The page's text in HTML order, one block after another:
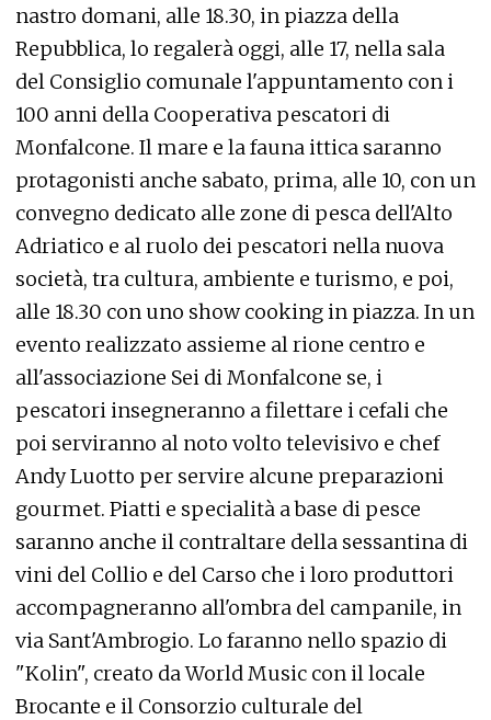
nastro domani, alle 18.30, in piazza della
Repubblica, lo regalerà oggi, alle 17, nella sala
del Consiglio comunale l'appuntamento con i
100 anni della Cooperativa pescatori di
Monfalcone. Il mare e la fauna ittica saranno
protagonisti anche sabato, prima, alle 10, con un
convegno dedicato alle zone di pesca dell'Alto
Adriatico e al ruolo dei pescatori nella nuova
società, tra cultura, ambiente e turismo, e poi,
alle 18.30 con uno show cooking in piazza. In un
evento realizzato assieme al rione centro e
all'associazione Sei di Monfalcone se, i
pescatori insegneranno a filettare i cefali che
poi serviranno al noto volto televisivo e chef
Andy Luotto per servire alcune preparazioni
gourmet. Piatti e specialità a base di pesce
saranno anche il contraltare della sessantina di
vini del Collio e del Carso che i loro produttori
accompagneranno all'ombra del campanile, in
via Sant'Ambrogio. Lo faranno nello spazio di
"Kolin", creato da World Music con il locale
Brocante e il Consorzio culturale del